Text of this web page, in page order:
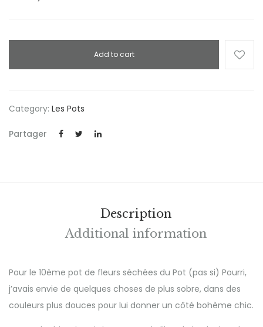
Add to cart
Category: Les Pots
Partager
Description
Additional information
Pour le 10ème pot de fleurs séchées du Pot (pas si) Pourri,
j’avais envie de quelques choses de plus sobre, dans des
couleurs plus douces pour lui donner un côté bohème chic.